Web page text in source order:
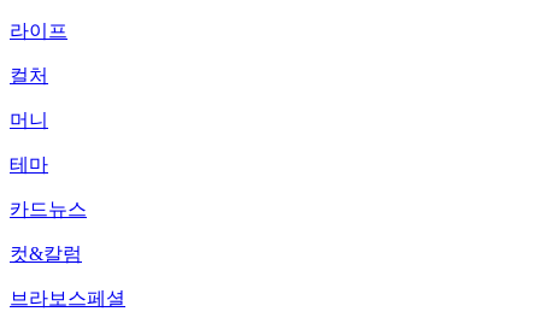
라이프
컬처
머니
테마
카드뉴스
컷&칼럼
브라보스페셜